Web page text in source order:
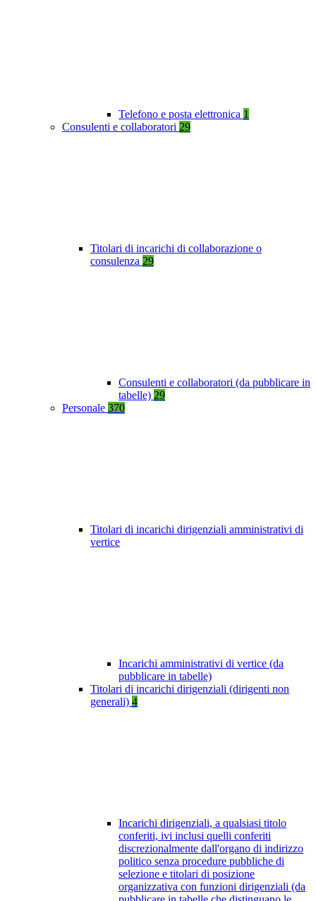
Telefono e posta elettronica 1
Consulenti e collaboratori 29
Titolari di incarichi di collaborazione o
consulenza 29
Consulenti e collaboratori (da pubblicare in
tabelle) 29
Personale 370
Titolari di incarichi dirigenziali amministrativi di
vertice
Incarichi amministrativi di vertice (da
pubblicare in tabelle)
Titolari di incarichi dirigenziali (dirigenti non
generali) 4
Incarichi dirigenziali, a qualsiasi titolo
conferiti, ivi inclusi quelli conferiti
discrezionalmente dall'organo di indirizzo
politico senza procedure pubbliche di
selezione e titolari di posizione
organizzativa con funzioni dirigenziali (da